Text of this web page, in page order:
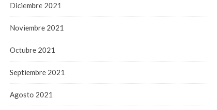
Diciembre 2021
Noviembre 2021
Octubre 2021
Septiembre 2021
Agosto 2021